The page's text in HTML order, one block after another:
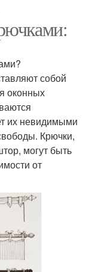
собой
оконных
их невидимыми
Крючки,
могут быть
от